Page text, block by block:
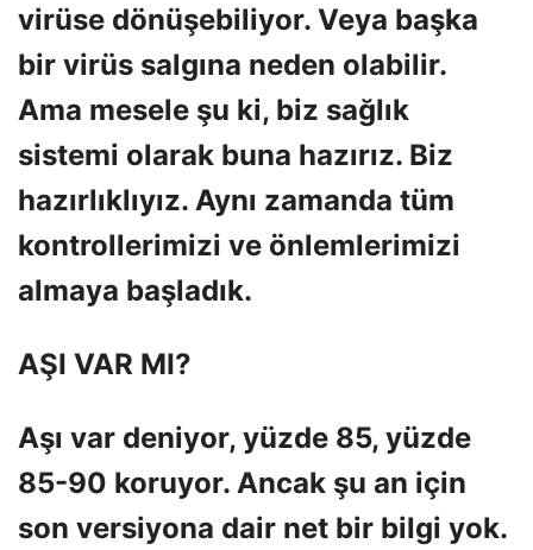
virüse dönüşebiliyor. Veya başka
bir virüs salgına neden olabilir.
Ama mesele şu ki, biz sağlık
sistemi olarak buna hazırız. Biz
hazırlıklıyız. Aynı zamanda tüm
kontrollerimizi ve önlemlerimizi
almaya başladık.
AŞI VAR MI?
Aşı var deniyor, yüzde 85, yüzde
85-90 koruyor. Ancak şu an için
son versiyona dair net bir bilgi yok.